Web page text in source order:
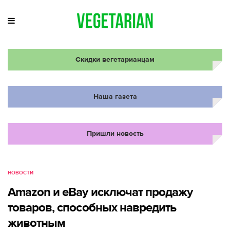
Скидки вегетарианцам
Наша газета
Пришли новость
НОВОСТИ
Amazon и eBay исключат продажу
товаров, способных навредить
животным